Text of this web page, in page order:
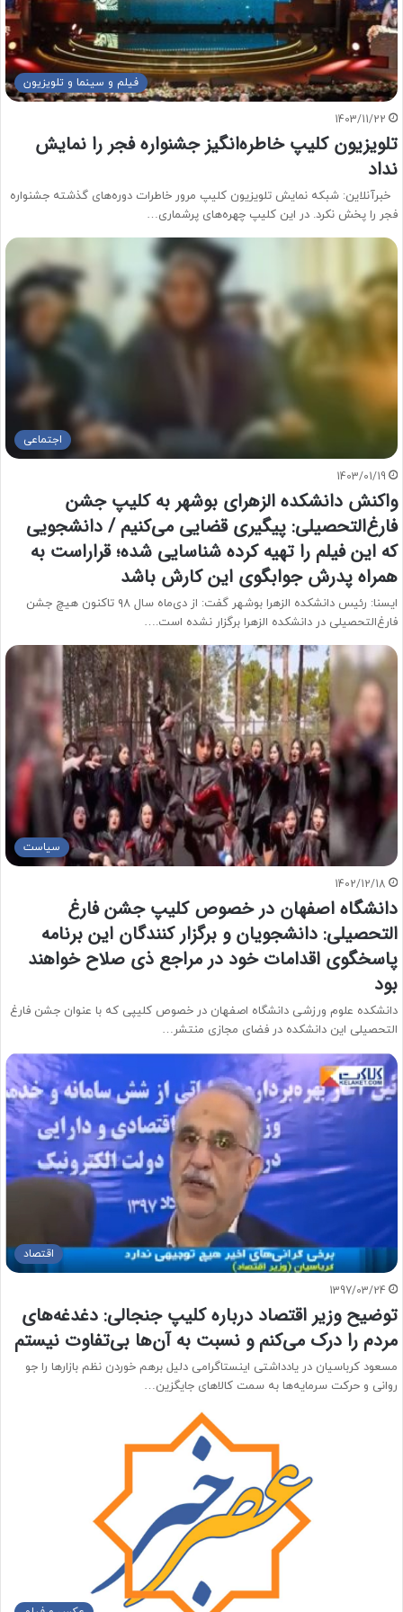
فیلم و سینما و تلویزیون
1403/11/22
تلویزیون کلیپ خاطره‌انگیز جشنواره فجر را نمایش
نداد
خبرآنلاین: شبکه نمایش تلویزیون کلیپ مرور خاطرات دوره‌های گذشته جشنواره
فجر را پخش نکرد. در این کلیپ چهره‌های پرشماری…
اجتماعی
1403/01/19
واکنش دانشکده الزهرای بوشهر به کلیپ جشن
فارغ‌التحصیلی: پیگیری قضایی می‌کنیم / دانشجویی
که این فیلم را تهیه کرده شناسایی شده؛ قراراست به
همراه پدرش جوابگوی این کارش باشد
ایسنا: رئیس دانشکده الزهرا بوشهر گفت: از دی‌ماه سال ۹۸ تاکنون هیچ جشن
فارغ‌التحصیلی در دانشکده الزهرا برگزار نشده است.…
سیاست
1402/12/18
دانشگاه اصفهان در خصوص کلیپ جشن فارغ
التحصیلی: دانشجویان و برگزار کنندگان این برنامه
پاسخگوی اقدامات خود در مراجع ذی صلاح خواهند
بود
دانشکده علوم ورزشی دانشگاه اصفهان در خصوص کلیپی که با عنوان جشن فارغ
التحصیلی این دانشکده در فضای مجازی منتشر…
اقتصاد
1397/03/24
توضیح وزیر اقتصاد درباره کلیپ جنجالی: دغدغه‌های
مردم را درک می‌کنم و نسبت به آن‌ها بی‌تفاوت نیستم
مسعود کرباسیان در یادداشتی اینستاگرامی دلیل برهم خوردن نظم بازارها را جو
روانی و حرکت سرمایه‌ها به سمت کالاهای جایگزین…